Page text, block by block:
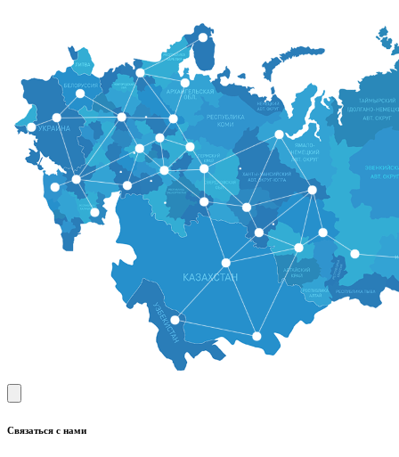
Связаться с нами